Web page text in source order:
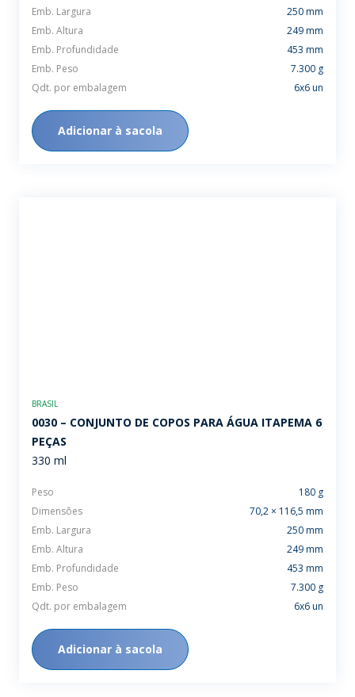
Emb. Largura
250 mm
Emb. Altura
249 mm
Emb. Profundidade
453 mm
Emb. Peso
7.300 g
Qdt. por embalagem
6x6 un
Adicionar à sacola
BRASIL
0030 – CONJUNTO DE COPOS PARA ÁGUA ITAPEMA 6
PEÇAS
330 ml
Peso
180 g
Dimensões
70,2 × 116,5 mm
Emb. Largura
250 mm
Emb. Altura
249 mm
Emb. Profundidade
453 mm
Emb. Peso
7.300 g
Qdt. por embalagem
6x6 un
Adicionar à sacola